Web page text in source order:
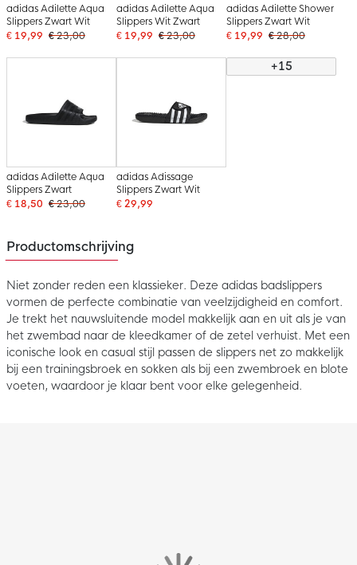
adidas Adilette Aqua
Slippers Zwart Wit
€ 19,99 € 23,00
adidas Adilette Aqua
Slippers Wit Zwart
€ 19,99 € 23,00
adidas Adilette Shower
Slippers Zwart Wit
€ 19,99 € 28,00
adidas Adilette Aqua
Slippers Zwart
€ 18,50 € 23,00
adidas Adissage
Slippers Zwart Wit
€ 29,99
+15
Productomschrijving
Niet zonder reden een klassieker. Deze adidas badslippers
vormen de perfecte combinatie van veelzijdigheid en comfort.
Je trekt het nauwsluitende model makkelijk aan en uit als je van
het zwembad naar de kleedkamer of de zetel verhuist. Met een
iconische look en casual stijl passen de slippers net zo makkelijk
bij een trainingsbroek en sokken als bij een zwembroek en blote
voeten, waardoor je klaar bent voor elke gelegenheid.